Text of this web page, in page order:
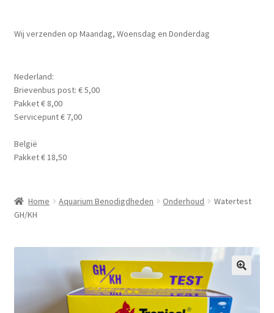
Voer
Contact Formulier
Wij verzenden op Maandag, Woensdag en Donderdag
Nederland:
Brievenbus post: € 5,00
Pakket € 8,00
Servicepunt € 7,00
België
Pakket € 18,50
Home Aquarium Benodigdheden Onderhoud
Watertest
GH/KH